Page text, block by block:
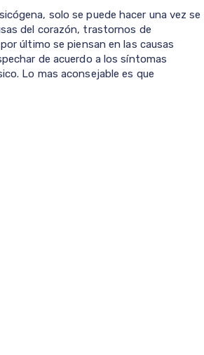
solo se puede hacer una vez se
del corazón, trastornos de
último se piensan en las causas
de acuerdo a los síntomas
Lo mas aconsejable es que